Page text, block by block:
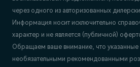
через одного из авторизованных
Информация носит исключительно
характер и не является (публичной)
Обращаем ваше внимание, что указанные
необязательными рекомендованными